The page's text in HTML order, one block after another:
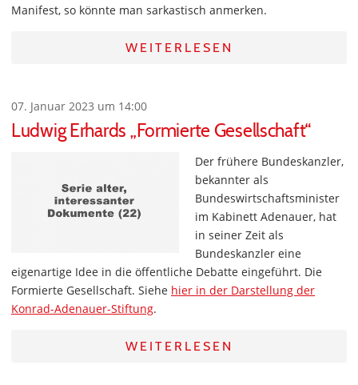
Manifest, so könnte man sarkastisch anmerken.
WEITERLESEN
07. Januar 2023 um 14:00
Ludwig Erhards „Formierte Gesellschaft“
Der frühere Bundeskanzler,
bekannter als
Bundeswirtschaftsminister
im Kabinett Adenauer, hat
in seiner Zeit als
Bundeskanzler eine
eigenartige Idee in die öffentliche Debatte eingeführt. Die
Formierte Gesellschaft. Siehe hier in der Darstellung der
Konrad-Adenauer-Stiftung.
WEITERLESEN